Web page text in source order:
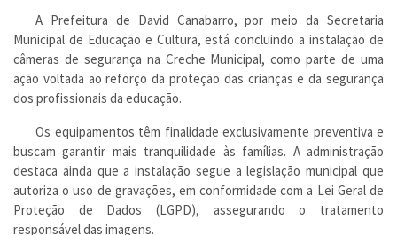
A Prefeitura de David Canabarro, por meio da Secretaria
Municipal de Educação e Cultura, está concluindo a instalação de
câmeras de segurança na Creche Municipal, como parte de uma
ação voltada ao reforço da proteção das crianças e da segurança
dos profissionais da educação.
Os equipamentos têm finalidade exclusivamente preventiva e
buscam garantir mais tranquilidade às famílias. A administração
destaca ainda que a instalação segue a legislação municipal que
autoriza o uso de gravações, em conformidade com a Lei Geral de
Proteção de Dados (LGPD), assegurando o tratamento
responsável das imagens.